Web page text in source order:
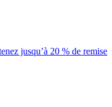
jusqu’à 20 % de remise